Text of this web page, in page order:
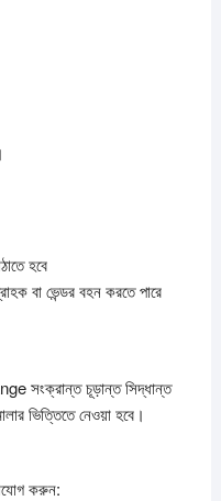
হবে
বা ভেন্ডর বহন করতে পারে
সংক্রান্ত চূড়ান্ত সিদ্ধান্ত
ভিত্তিতে নেওয়া হবে।
করুন: